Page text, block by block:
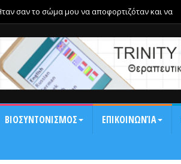
σαν το σώμα μου να αποφορτιζόταν και να
ΒΙΟΣΥΝΤΟΝΙΣΜΟΣ ΕΠΙΚΟΙΝΩΝΊΑ